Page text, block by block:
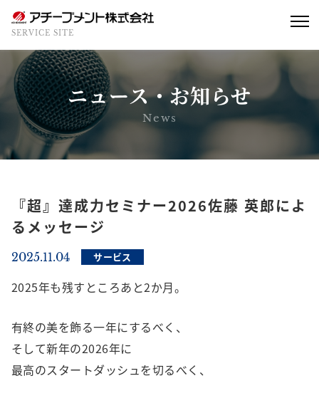
SERVICE SITE
ニュース・お知らせ
News
『超』達成力セミナー2026佐藤 英郎によ
るメッセージ
2025.11.04 サービス
2025年も残すところあと2か月。
有終の美を飾る一年にするべく、
そして新年の2026年に
最高のスタートダッシュを切るべく、